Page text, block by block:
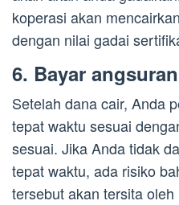
koperasi akan
dengan nilai gadai
6. Bayar
Setelah dana cair, Anda
tepat waktu sesuai
sesuai. Jika Anda tidak
tepat waktu, ada risiko
tersebut akan tersita oleh